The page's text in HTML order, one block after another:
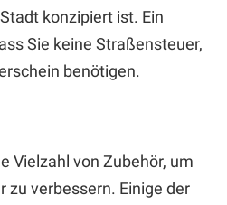
konzipiert ist. Ein
Sie keine Straßensteuer,
benötigen.
Vielzahl von Zubehör, um
zu verbessern. Einige der